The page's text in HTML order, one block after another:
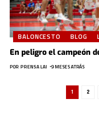
BALONCESTO BLOG
En peligro el campeón
POR PRENSA LAI 9 MESES ATRÁS
1 2